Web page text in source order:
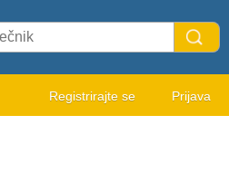
Registrirajte se Prijava